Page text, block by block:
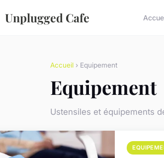
Unplugged Cafe
Accueil › Equipement
Equipement
Ustensiles et équipements